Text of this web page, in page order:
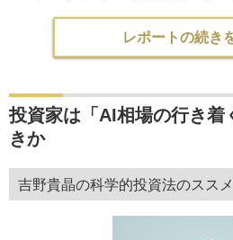
レポートの続き
投資家は「AI相場の行き着
きか
吉野貴晶の科学的投資法のススメ